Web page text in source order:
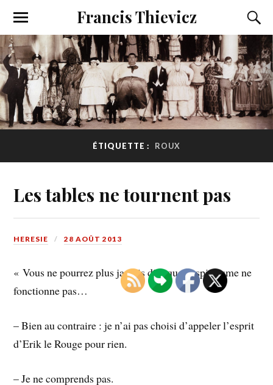
Francis Thievicz
ÉTIQUETTE : ROUX
Les tables ne tournent pas
HERESIE 28 AOÛT 2013
« Vous ne pourrez plus jamais dire que le spiritisme ne
fonctionne pas…
– Bien au contraire : je n’ai pas choisi d’appeler l’esprit
d’Erik le Rouge pour rien.
– Je ne comprends pas.